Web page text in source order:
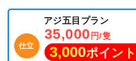
仕立
アジ五目プラン
35,000 円/隻
3,000ポイン